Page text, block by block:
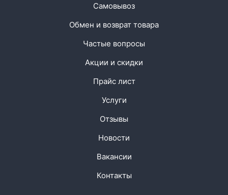
Самовывоз
Обмен и возврат товара
Частые вопросы
Акции и скидки
Прайс лист
Услуги
Отзывы
Новости
Вакансии
Контакты